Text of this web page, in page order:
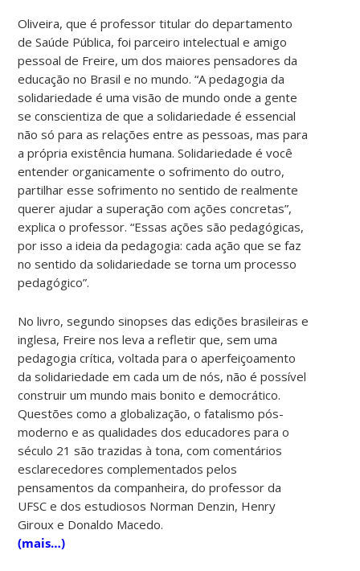
Oliveira, que é professor titular do departamento
de Saúde Pública, foi parceiro intelectual e amigo
pessoal de Freire, um dos maiores pensadores da
educação no Brasil e no mundo. “A pedagogia da
solidariedade é uma visão de mundo onde a gente
se conscientiza de que a solidariedade é essencial
não só para as relações entre as pessoas, mas para
a própria existência humana. Solidariedade é você
entender organicamente o sofrimento do outro,
partilhar esse sofrimento no sentido de realmente
querer ajudar a superação com ações concretas”,
explica o professor. “Essas ações são pedagógicas,
por isso a ideia da pedagogia: cada ação que se faz
no sentido da solidariedade se torna um processo
pedagógico”.
No livro, segundo sinopses das edições brasileiras e
inglesa, Freire nos leva a refletir que, sem uma
pedagogia crítica, voltada para o aperfeiçoamento
da solidariedade em cada um de nós, não é possível
construir um mundo mais bonito e democrático.
Questões como a globalização, o fatalismo pós-
moderno e as qualidades dos educadores para o
século 21 são trazidas à tona, com comentários
esclarecedores complementados pelos
pensamentos da companheira, do professor da
UFSC e dos estudiosos Norman Denzin, Henry
Giroux e Donaldo Macedo.
(mais…)